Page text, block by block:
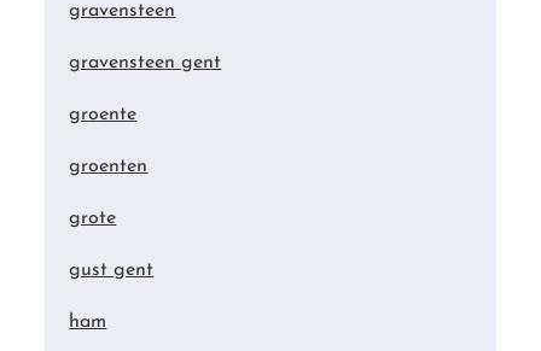
gravensteen
gravensteen gent
groente
groenten
grote
gust gent
ham